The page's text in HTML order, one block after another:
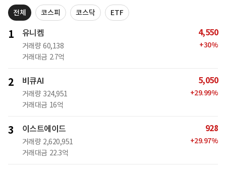
전체 코스피 코스닥 ETF
1 유니켐
거래량 60,138
거래대금 2.7억
4,550
+30%
2 비큐AI
거래량 324,951
거래대금 16억
5,050
+29.99%
3 이스트에이드
거래량 2,620,951
거래대금 22.3억
928
+29.97%